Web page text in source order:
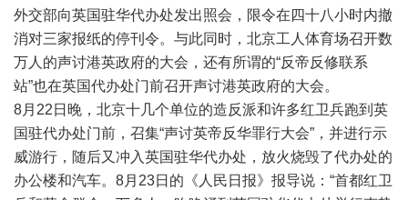
外交部向英国驻华代办处发出照会，限令在四十八小时内撤
消对三家报纸的停刊令。与此同时，北京工人体育场召开数
万人的声讨港英政府的大会，还有所谓的“反帝反修联系
站”也在英国代办处门前召开声讨港英政府的大会。
8月22日晚，北京十几个单位的造反派和许多红卫兵跑到英
国驻代办处门前，召集“声讨英帝反华罪行大会”，并进行示
威游行，随后又冲入英国驻华代办处，放火烧毁了代办处的
办公楼和汽车。8月23日的《人民日报》报导说：“首都红卫